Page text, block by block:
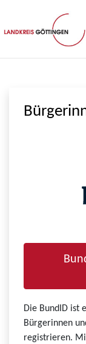
Zum Hauptinhalt
Die BundID ist
Bürgerinnen
registrieren.